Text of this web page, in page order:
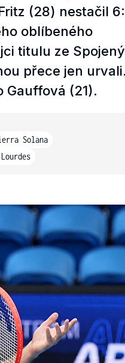
(28) nestačil
oblíbeného
titulu ze
přece jen urvali.
Gauffová (21).
Solana